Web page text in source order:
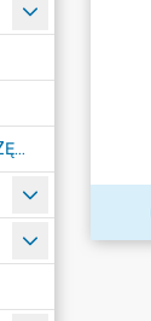
POLITYKA CIĄGŁOŚCI DZIAŁANIA URZĘDU MIASTA ŻORY